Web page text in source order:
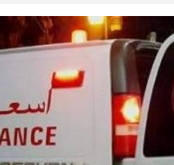
يساند الصحفيين
في حركة فتح
في حركة فتح بمحافظة
الشهداء